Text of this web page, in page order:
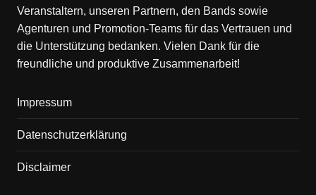
Veranstaltern, unseren Partnern, den Bands sowie
Agenturen und Promotion-Teams für das Vertrauen und
die Unterstützung bedanken. Vielen Dank für die
freundliche und produktive Zusammenarbeit!
Impressum
Datenschutzerklärung
Disclaimer